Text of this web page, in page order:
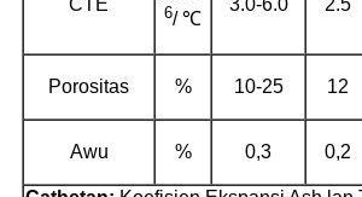
6/ ℃
Porositas % 10-25 12
Awu % 0,3 0,2